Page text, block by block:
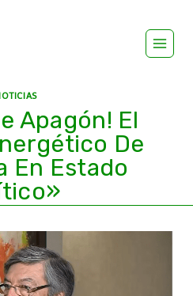
Apagón! El
De
En Estado